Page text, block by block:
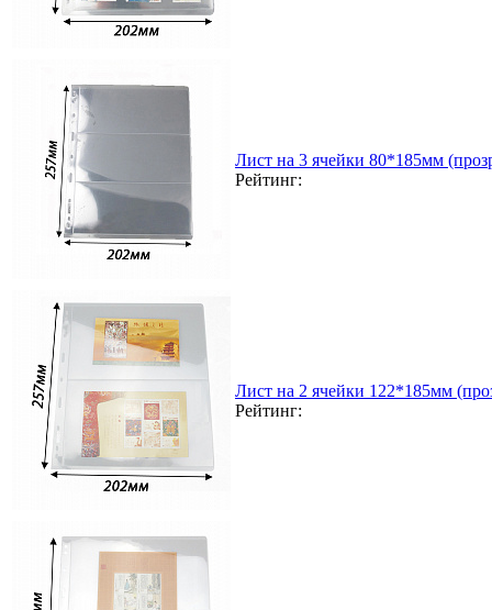
Лист на 3 ячейки 80*185мм
Рейтинг:
Лист на 2 ячейки 122*185мм
Рейтинг: